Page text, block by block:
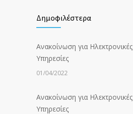
Δημοφιλέστερα
Ανακοίνωση για Ηλεκτρονικές
Υπηρεσίες
01/04/2022
Ανακοίνωση για Ηλεκτρονικές
Υπηρεσίες